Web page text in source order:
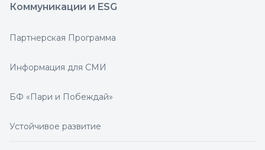
Коммуникации и ESG
Партнерская Программа
Информация для СМИ
БФ «Пари и Побеждай»
Устойчивое развитие